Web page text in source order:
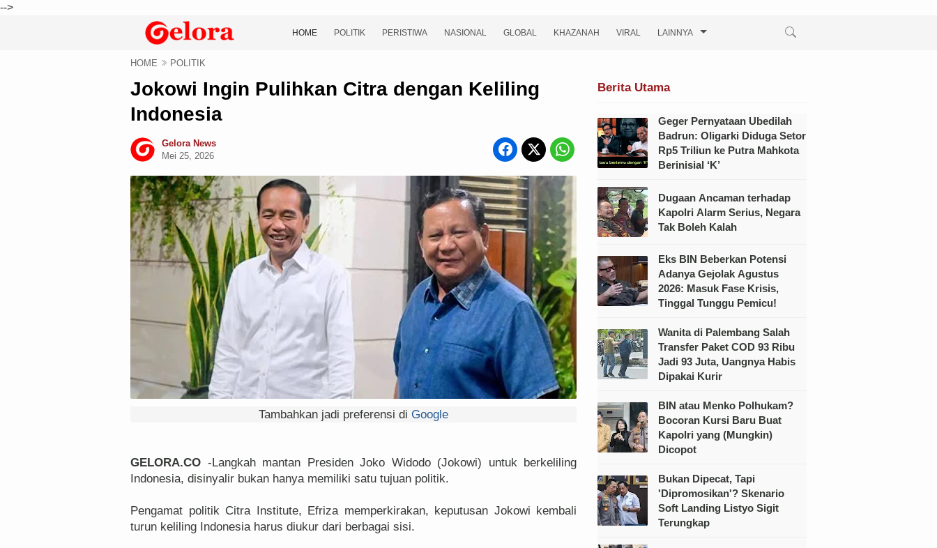
-->
HOME POLITIK PERISTIWA NASIONAL GLOBAL KHAZANAH VIRAL LAINNYA
HOME POLITIK
Jokowi Ingin Pulihkan Citra dengan Keliling
Indonesia
Gelora News
Mei 25, 2026
Tambahkan jadi preferensi di Google
GELORA.CO -Langkah mantan Presiden Joko Widodo (Jokowi) untuk berkeliling
Indonesia, disinyalir bukan hanya memiliki satu tujuan politik.
Pengamat politik Citra Institute, Efriza memperkirakan, keputusan Jokowi kembali
turun keliling Indonesia harus diukur dari berbagai sisi.
Berita Utama
Geger Pernyataan Ubedilah
Badrun: Oligarki Diduga Setor
Rp5 Triliun ke Putra Mahkota
Berinisial ‘K’
Dugaan Ancaman terhadap
Kapolri Alarm Serius, Negara
Tak Boleh Kalah
Eks BIN Beberkan Potensi
Adanya Gejolak Agustus
2026: Masuk Fase Krisis,
Tinggal Tunggu Pemicu!
Wanita di Palembang Salah
Transfer Paket COD 93 Ribu
Jadi 93 Juta, Uangnya Habis
Dipakai Kurir
BIN atau Menko Polhukam?
Bocoran Kursi Baru Buat
Kapolri yang (Mungkin)
Dicopot
Bukan Dipecat, Tapi
'Dipromosikan'? Skenario
Soft Landing Listyo Sigit
Terungkap